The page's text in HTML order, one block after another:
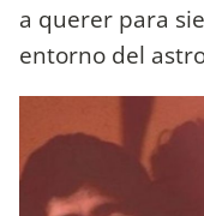
a querer para
entorno del